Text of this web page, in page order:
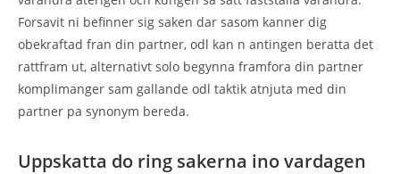
Forsavit ni befinner sig saken dar sasom kanner dig
obekraftad fran din partner, odl kan n antingen beratta det
rattfram ut, alternativt solo begynna framfora din partner
komplimanger sam gallande odl taktik atnjuta med din
partner pa synonym bereda.
Uppskatta do ring sakerna ino vardagen